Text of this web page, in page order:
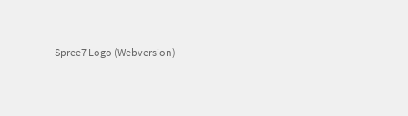
Spree7 Logo (Webversion)